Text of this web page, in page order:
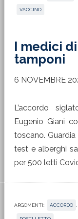
VACCINO
I medici
tamponi
6 NOVEMBRE
L’accordo
Eugenio Giani
toscano.
test e alberghi
per 500 letti
ARGOMENTI: ACCORDO